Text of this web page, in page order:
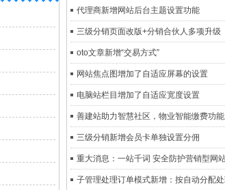
代理商新增网站后台主题设置功能
三级分销页面改版+分销合伙人多项升级
oto文章新增“交易方式”
网站焦点图增加了自适应屏幕的设置
电脑站栏目增加了自适应宽度设置
善建站助力智慧社区，物业智能缴费功
三级分销新增会员卡单独设置分佣
重大消息：一站千词 安全防护营销型网
子管理处理订单模式新增：按自动分配